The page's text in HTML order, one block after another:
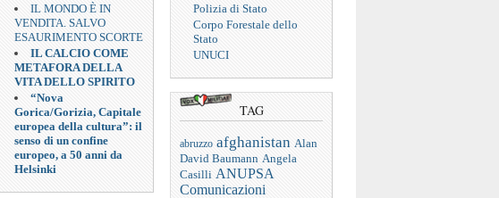
IL MONDO È IN
VENDITA. SALVO
ESAURIMENTO SCORTE
IL CALCIO COME
METAFORA DELLA
VITA DELLO SPIRITO
“Nova
Gorica/Gorizia, Capitale
europea della cultura”: il
senso di un confine
europeo, a 50 anni da
Helsinki
Polizia di Stato
Corpo Forestale dello
Stato
UNUCI
TAG
abruzzo afghanistan Alan
David Baumann Angela
Casilli ANUPSA
Comunicazioni